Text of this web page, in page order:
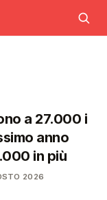
del
per
e
Covid,
a 27.000 i
anno
in più
2026